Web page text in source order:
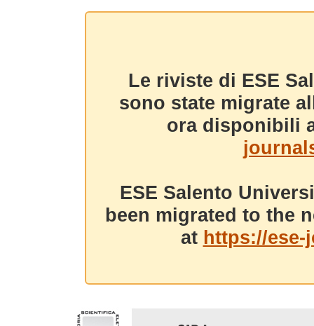
Le riviste di ESE
sono state migrate
ora disponibili
ESE Salento
been migrated to the
at https://